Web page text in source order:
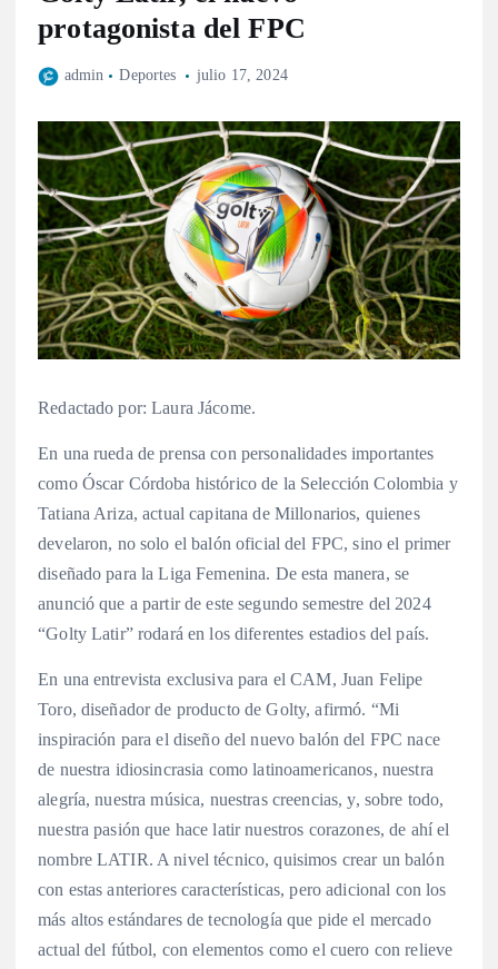
protagonista del FPC
admin Deportes julio 17, 2024
Redactado por: Laura Jácome.
En una rueda de prensa con personalidades importantes
como Óscar Córdoba histórico de la Selección Colombia y
Tatiana Ariza, actual capitana de Millonarios, quienes
develaron, no solo el balón oficial del FPC, sino el primer
diseñado para la Liga Femenina. De esta manera, se
anunció que a partir de este segundo semestre del 2024
“Golty Latir” rodará en los diferentes estadios del país.
En una entrevista exclusiva para el CAM, Juan Felipe
Toro, diseñador de producto de Golty, afirmó. “Mi
inspiración para el diseño del nuevo balón del FPC nace
de nuestra idiosincrasia como latinoamericanos, nuestra
alegría, nuestra música, nuestras creencias, y, sobre todo,
nuestra pasión que hace latir nuestros corazones, de ahí el
nombre LATIR. A nivel técnico, quisimos crear un balón
con estas anteriores características, pero adicional con los
más altos estándares de tecnología que pide el mercado
actual del fútbol, con elementos como el cuero con relieve